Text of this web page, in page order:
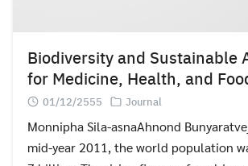
Biodiversity and Sustainable
for Medicine, Health, and
01/12/2555 Journal
Monnipha Sila-asnaAhnond
mid-year 2011, the world population